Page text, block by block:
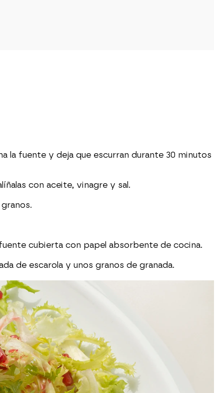
la fuente y deja que escurran durante 30 minutos
con aceite, vinagre y sal.
cubierta con papel absorbente de cocina.
de escarola y unos granos de granada.